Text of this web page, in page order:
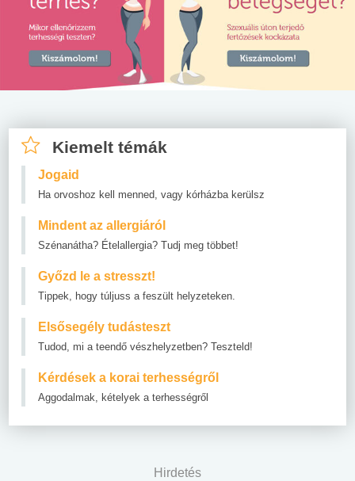
Kiemelt témák
Jogaid
Ha orvoshoz kell menned, vagy kórházba kerülsz
Mindent az allergiáról
Szénanátha? Ételallergia? Tudj meg többet!
Győzd le a stresszt!
Tippek, hogy túljuss a feszült helyzeteken.
Elsősegély tudásteszt
Tudod, mi a teendő vészhelyzetben? Teszteld!
Kérdések a korai terhességről
Aggodalmak, kételyek a terhességről
Hirdetés